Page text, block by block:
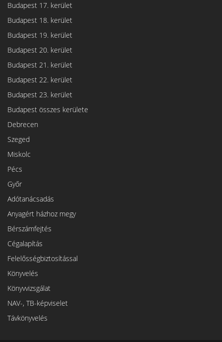
Budapest 17. kerület
Budapest 18. kerület
Budapest 19. kerület
Budapest 20. kerület
Budapest 21. kerület
Budapest 22. kerület
Budapest 23. kerület
Budapest összes kerülete
Debrecen
Szeged
Miskolc
Pécs
Győr
Adótanácsadás
Anyagért házhoz megy
Bérszámfejtés
Cégalapítás
Felelősségbiztosítással
Könyvelés
Könyvvizsgálat
NAV-, TB-képviselet
Távkönyvelés